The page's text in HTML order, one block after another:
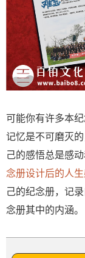
可能你有许多本
记忆是不可磨灭
己的感悟总是感
念册设计后的人
己的纪念册，记
念册其中的内涵。